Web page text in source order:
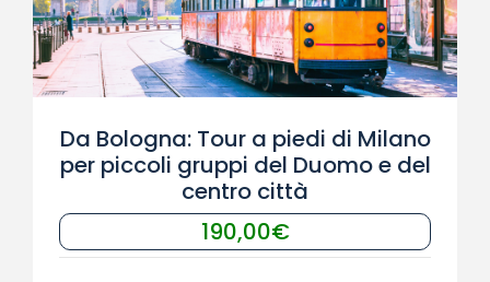
Da Bologna: Tour a piedi di Milano
per piccoli gruppi del Duomo e del
centro città
190,00€